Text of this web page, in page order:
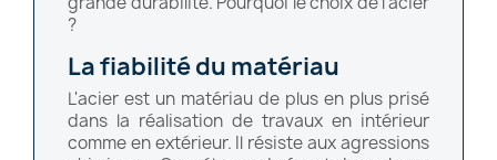
?
La fiabilité du matériau
L'acier est un matériau de plus en plus prisé
dans la réalisation de travaux en intérieur
comme en extérieur. Il résiste aux agressions